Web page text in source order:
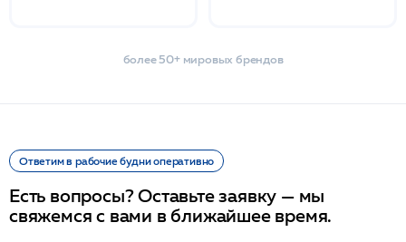
более 50+ мировых брендов
Ответим в рабочие будни оперативно
Есть вопросы? Оставьте заявку — мы
свяжемся с вами в ближайшее время.